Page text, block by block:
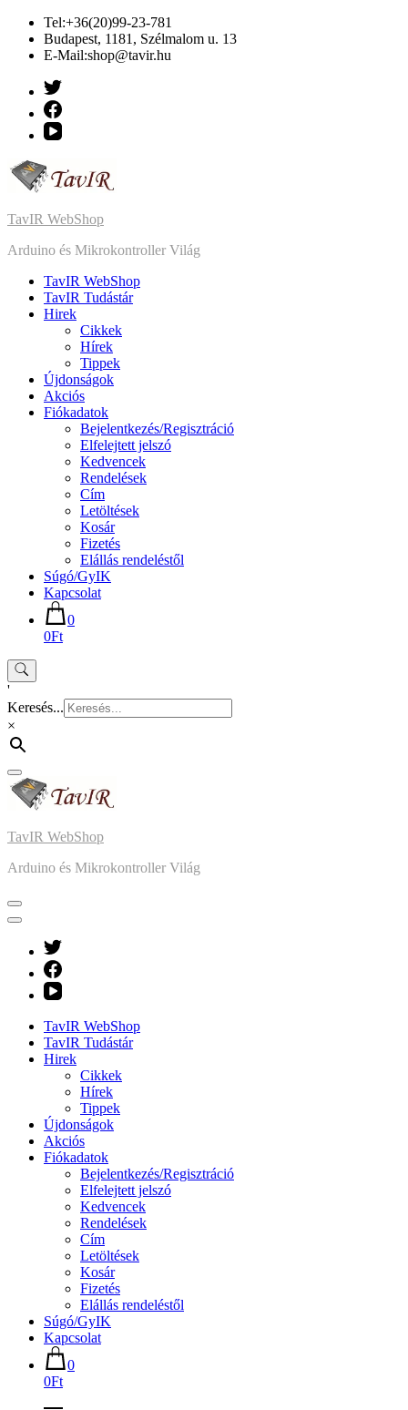
Ugrás
tartalomhoz
Tel:+36(20)99-23-781
Budapest, 1181, Szélmalom u. 13
E-Mail:shop@tavir.hu
TavIR WebShop
Arduino és Mikrokontroller Világ
TavIR WebShop
TavIR Tudástár
Hirek
Cikkek
Hírek
Tippek
Újdonságok
Akciós
Fiókadatok
Bejelentkezés/Regisztráció
Elfelejtett jelszó
Kedvencek
Rendelések
Cím
Letöltések
Kosár
Fizetés
Elállás rendeléstől
Súgó/GyIK
Kapcsolat
0
0Ft
'
Keresés...
×
TavIR WebShop
Arduino és Mikrokontroller Világ
TavIR WebShop
TavIR Tudástár
Hirek
Cikkek
Hírek
Tippek
Újdonságok
Akciós
Fiókadatok
Bejelentkezés/Regisztráció
Elfelejtett jelszó
Kedvencek
Rendelések
Cím
Letöltések
Kosár
Fizetés
Elállás rendeléstől
Súgó/GyIK
Kapcsolat
0
0Ft